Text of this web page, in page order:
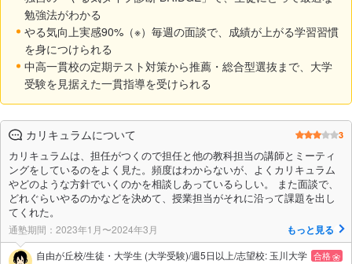
勉強法がわかる
やる気向上実感90%（※）毎週の面談で、成績が上がる学習習慣
を身につけられる
中高一貫校の定期テスト対策から推薦・総合型選抜まで、大学
受験を見据えた一貫指導を受けられる
カリキュラムについて 3
カリキュラムは、担任がつくので担任と他の教科担当の講師とミーティ
ングをしているのをよく見た。頻度はわからないが、よくカリキュラム
やどのような方針でいくのかを相談しあっているらしい。 また面談で、
どれぐらいやるのかなどを決めて、授業担当がそれに沿って課題を出し
てくれた。
通塾期間：2023年1月〜2024年3月 もっと見る
自由が丘校/生徒・大学生 (大学受験)/週5日以上/志望校: 玉川大学 合格